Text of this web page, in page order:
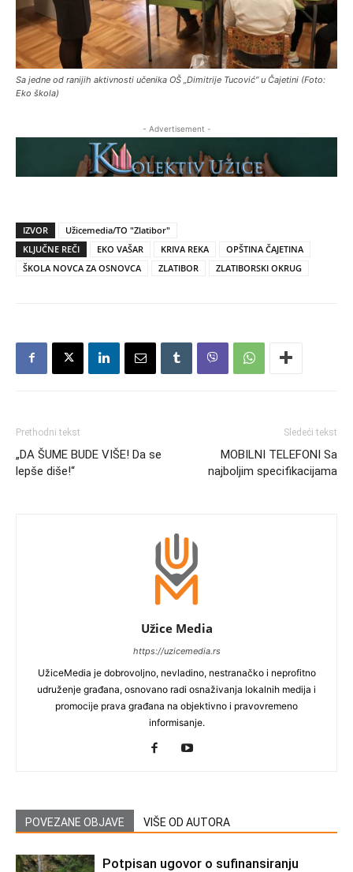
Sa jedne od ranijih aktivnosti učenika OŠ „Dimitrije Tucović“ u Čajetini (Foto:
Eko škola)
- Advertisement -
IZVOR
Užicemedia/TO "Zlatibor"
KLJUČNE REČI
EKO VAŠAR KRIVA REKA
OPŠTINA ČAJETINA
ŠKOLA NOVCA ZA OSNOVCA
ZLATIBOR ZLATIBORSKI OKRUG
Prethodni tekst
„DA ŠUME BUDE VIŠE! Da se
lepše diše!“
Sledeći tekst
MOBILNI TELEFONI Sa
najboljim specifikacijama
Užice Media
https://uzicemedia.rs
UžiceMedia je dobrovoljno, nevladino, nestranačko i neprofitno
udruženje građana, osnovano radi osnaživanja lokalnih medija i
promocije prava građana na objektivno i pravovremeno
informisanje.
POVEZANE OBJAVE VIŠE OD AUTORA
Potpisan ugovor o sufinansiranju